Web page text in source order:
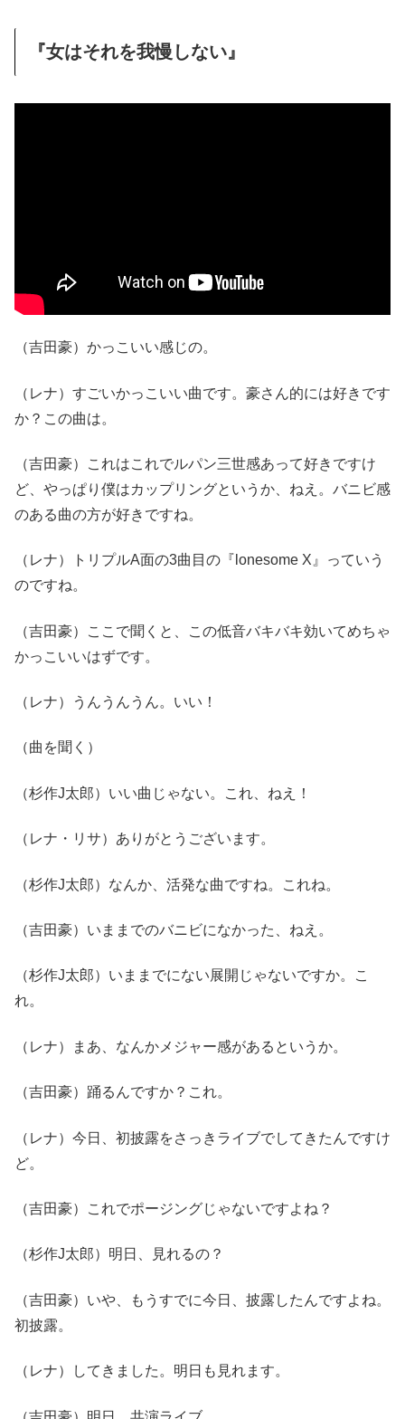
『女はそれを我慢しない』
（吉田豪）かっこいい感じの。
（レナ）すごいかっこいい曲です。豪さん的には好きです
か？この曲は。
（吉田豪）これはこれでルパン三世感あって好きですけ
ど、やっぱり僕はカップリングというか、ねえ。バニビ感
のある曲の方が好きですね。
（レナ）トリプルA面の3曲目の『lonesome X』っていう
のですね。
（吉田豪）ここで聞くと、この低音バキバキ効いてめちゃ
かっこいいはずです。
（レナ）うんうんうん。いい！
（曲を聞く）
（杉作J太郎）いい曲じゃない。これ、ねえ！
（レナ・リサ）ありがとうございます。
（杉作J太郎）なんか、活発な曲ですね。これね。
（吉田豪）いままでのバニビになかった、ねえ。
（杉作J太郎）いままでにない展開じゃないですか。こ
れ。
（レナ）まあ、なんかメジャー感があるというか。
（吉田豪）踊るんですか？これ。
（レナ）今日、初披露をさっきライブでしてきたんですけ
ど。
（吉田豪）これでポージングじゃないですよね？
（杉作J太郎）明日、見れるの？
（吉田豪）いや、もうすでに今日、披露したんですよね。
初披露。
（レナ）してきました。明日も見れます。